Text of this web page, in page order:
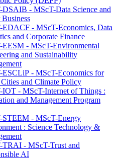
DSAIB - MScT-Data Science and
EDACF - MScT-Economics, Data
and Corporate Finance
EESM - MScT-Environmental
and Sustainability
ESCLiP - MScT-Economics for
Cities and Climate Policy
IOT - MScT-Internet of Things :
and Management Program
STEEM - MScT-Energy
: Science Technology &
TRAI - MScT-Trust and
AI